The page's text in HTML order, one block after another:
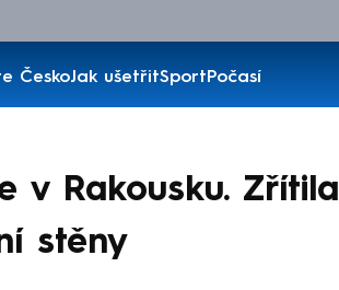
ČeskoJak ušetřitSportPočasí
v Rakousku. Zřítila
stěny